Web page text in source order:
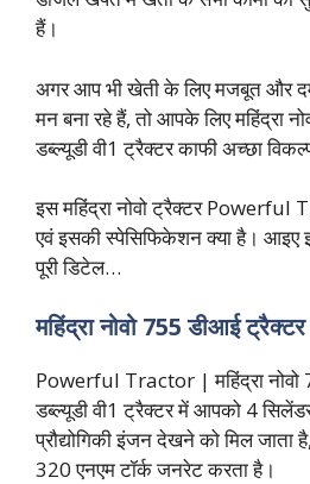
हैं।
अगर आप भी खेती के लिए मजबूत और
मन बना रहे हैं, तो आपके लिए महिंद्रा
डब्ल्यूडी वी1 ट्रैक्टर काफी अच्छा
इस महिंद्रा नोवो ट्रैक्टर Powerful
एवं इसकी स्पेसिफिकेशन क्या है। आइए
पूरी डिटेल…
महिंद्रा नोवो 755 डीआई
Powerful Tractor | महिंद्रा नोवो
डब्ल्यूडी वी1 ट्रैक्टर में आपको 4
प्रौद्योगिकी इंजन देखने को मिल जाता
320 एनएम टॉर्क जनरेट करता है।